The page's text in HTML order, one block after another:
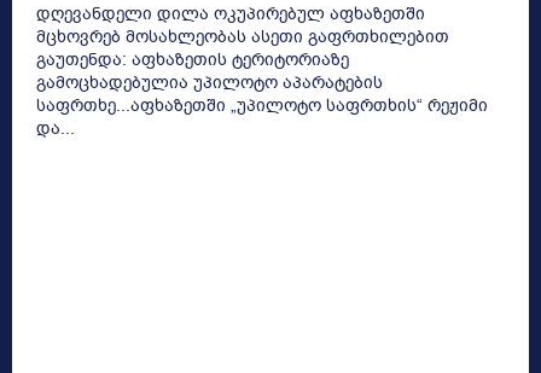
დღევანდელი დილა ოკუპირებულ აფხაზეთში
მცხოვრებ მოსახლეობას ასეთი გაფრთხილებით
გაუთენდა: აფხაზეთის ტერიტორიაზე
გამოცხადებულია უპილოტო აპარატების
საფრთხე...აფხაზეთში „უპილოტო საფრთხის“ რეჟიმი
და...